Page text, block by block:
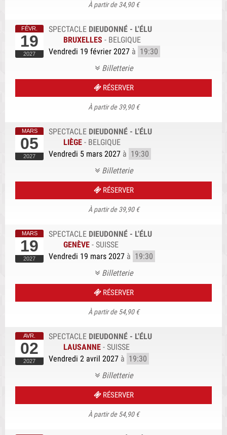
À partir de 34,90 €
19
SPECTACLE DIEUDONNÉ - L'ÉLU
BRUXELLES - BELGIQUE
Vendredi 19 février 2027 à 19:30
Billetterie
RÉSERVER
À partir de 39,90 €
05
SPECTACLE DIEUDONNÉ - L'ÉLU
LIÈGE - BELGIQUE
Vendredi 5 mars 2027 à 19:30
Billetterie
RÉSERVER
À partir de 39,90 €
19
SPECTACLE DIEUDONNÉ - L'ÉLU
GENÈVE -SUISSE
Vendredi 19 mars 2027 à 19:30
Billetterie
RÉSERVER
À partir de 54,90 €
02
SPECTACLE DIEUDONNÉ - L'ÉLU
LAUSANNE -SUISSE
Vendredi 2 avril 2027 à 19:30
Billetterie
RÉSERVER
À partir de 54,90 €